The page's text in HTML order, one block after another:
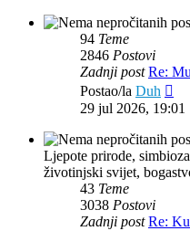
94 Teme
2846 Postovi
Zadnji post Re:
Postao/la Duh
post
29 jul 2026, 19:01
Ljepote prirode,
životinjski svijet,
43 Teme
3038 Postovi
Zadnji post Re: